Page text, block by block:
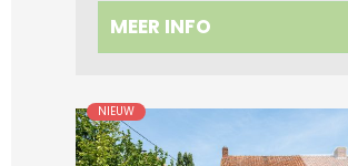
MEER INFO
NIEUW